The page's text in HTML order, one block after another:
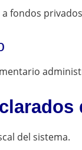
fondos privados
del sistema.